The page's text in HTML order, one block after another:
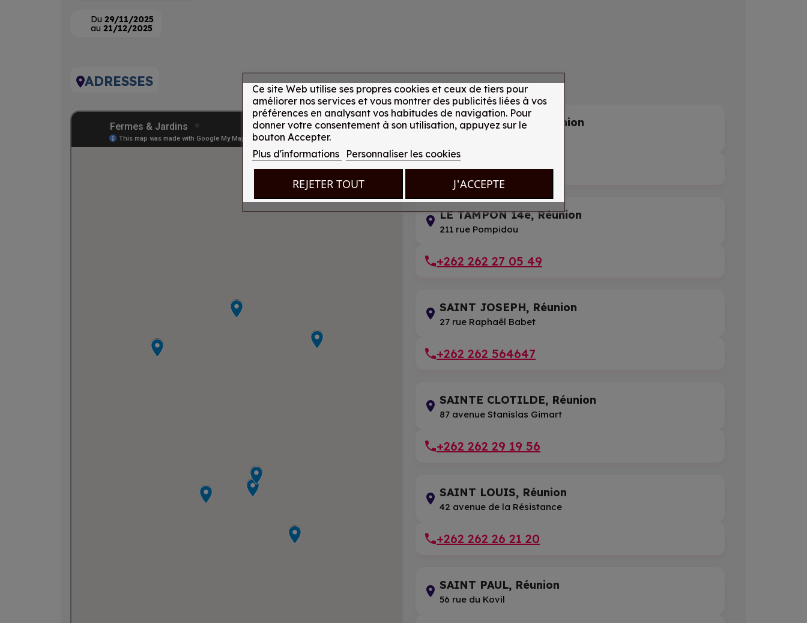
Du 29/11/2025
au 21/12/2025
ADRESSES
LE TAMPON 600, Réunion
+262 262 27 05 09
LE TAMPON 14e, Réunion
211 rue Pompidou
+262 262 27 05 49
SAINT JOSEPH, Réunion
27 rue Raphaêl Babet
+262 262 564647
SAINTE CLOTILDE, Réunion
87 avenue Stanislas Gimart
+262 262 29 19 56
SAINT LOUIS, Réunion
42 avenue de la Résistance
+262 262 26 21 20
SAINT PAUL, Réunion
56 rue du Kovil
Ce site Web utilise ses propres cookies et ceux de tiers pour
améliorer nos services et vous montrer des publicités liées à vos
préférences en analysant vos habitudes de navigation. Pour
donner votre consentement à son utilisation, appuyez sur le
bouton Accepter.
Plus d'informations
Personnaliser les cookies
REJETER TOUT J'ACCEPTE